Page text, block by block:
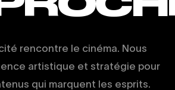
rencontre le cinéma. Nous
artistique et stratégie pour
qui marquent les esprits.